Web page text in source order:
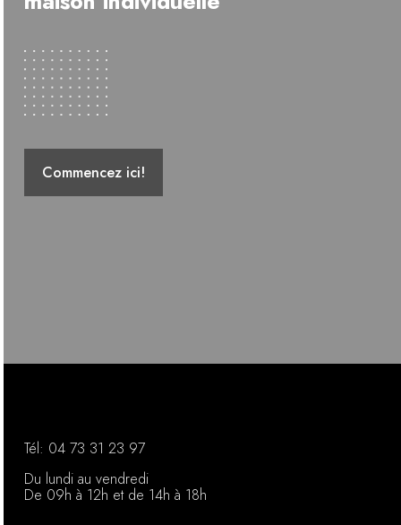
Commencez ici!
Tél: 04 73 31 23 97
Du lundi au vendredi
De 09h à 12h et de 14h à 18h